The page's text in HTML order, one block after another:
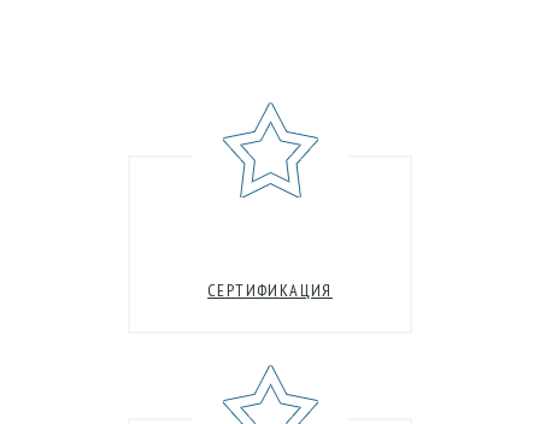
СЕРТИФИКАЦИЯ